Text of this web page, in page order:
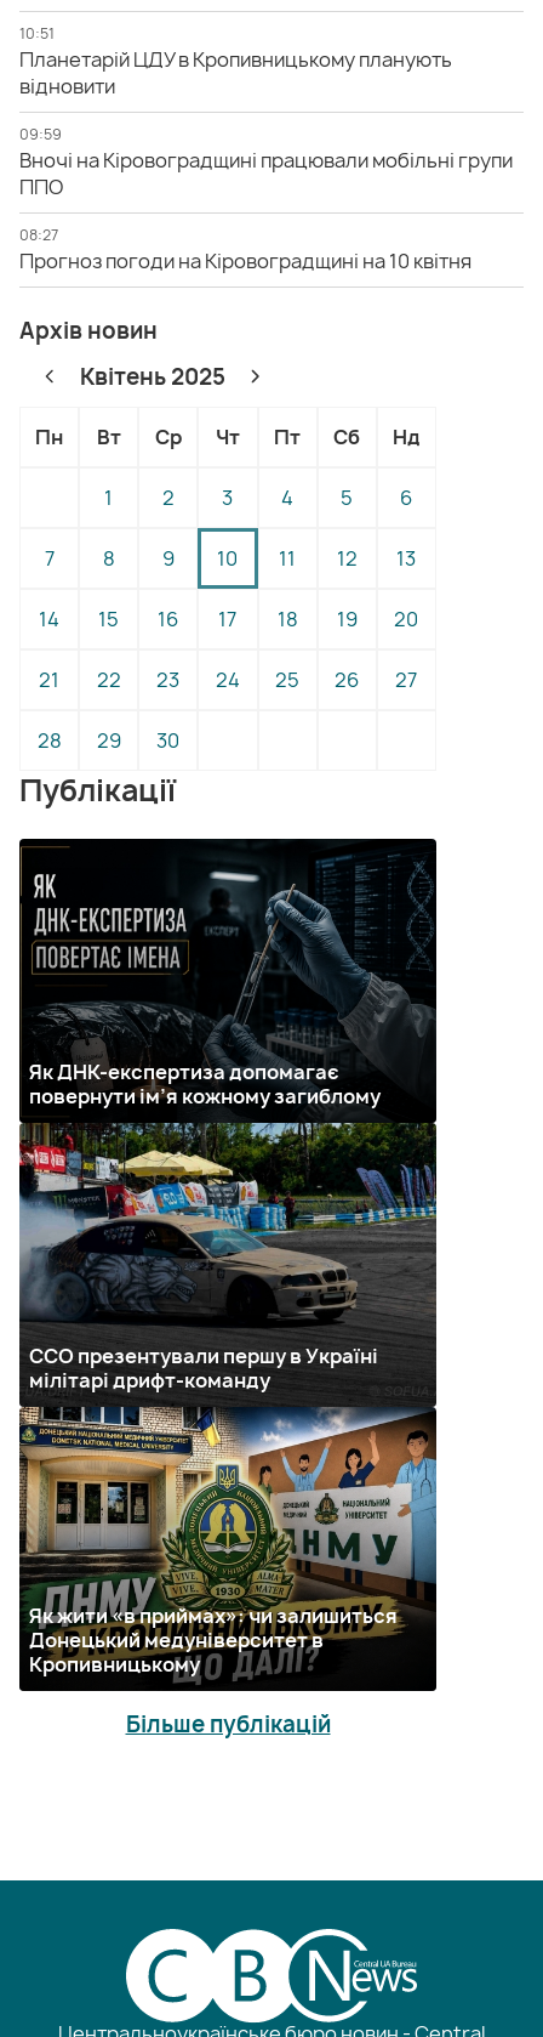
10:51
Планетарій ЦДУ в Кропивницькому планують
відновити
09:59
Вночі на Кіровоградщині працювали мобільні групи
ППО
08:27
Прогноз погоди на Кіровоградщині на 10 квітня
Архів новин
Квітень 2025
Пн Вт Ср Чт Пт Сб Нд
1 2 3 4 5 6
7 8 9 10 11 12 13
14 15 16 17 18 19 20
21 22 23 24 25 26 27
28 29 30
Публікації
Як ДНК-експертиза допомагає
повернути ім’я кожному загиблому
ССО презентували першу в Україні
мілітарі дрифт-команду
Як жити «в приймах»: чи залишиться
Донецький медуніверситет в
Кропивницькому
Більше публікацій